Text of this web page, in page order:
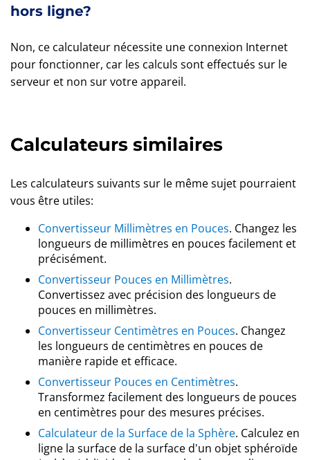
hors ligne?
Non, ce calculateur nécessite une connexion Internet
pour fonctionner, car les calculs sont effectués sur le
serveur et non sur votre appareil.
Calculateurs similaires
Les calculateurs suivants sur le même sujet pourraient
vous être utiles:
Convertisseur Millimètres en Pouces. Changez les
longueurs de millimètres en pouces facilement et
précisément.
Convertisseur Pouces en Millimètres.
Convertissez avec précision des longueurs de
pouces en millimètres.
Convertisseur Centimètres en Pouces. Changez
les longueurs de centimètres en pouces de
manière rapide et efficace.
Convertisseur Pouces en Centimètres.
Transformez facilement des longueurs de pouces
en centimètres pour des mesures précises.
Calculateur de la Surface de la Sphère. Calculez en
ligne la surface de la surface d'un objet sphéroïde